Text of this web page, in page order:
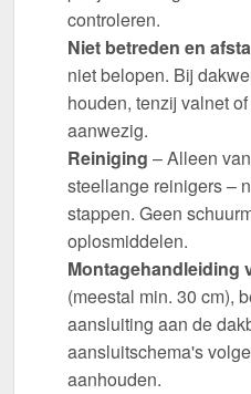
controleren.
Niet betreden en
niet belopen. Bij
houden, tenzij valnet
aanwezig.
Reiniging – Alleen
steellange reinigers –
stappen. Geen
oplosmiddelen.
Montagehandleiding
(meestal min. 30 cm),
aansluiting aan de
aansluitschema's
aanhouden.